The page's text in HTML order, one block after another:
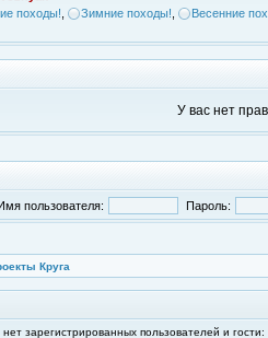
походы! Зимние походы!
Весенние
У вас нет
пользователя: Пароль:
Круга
зарегистрированных пользователей и гости: